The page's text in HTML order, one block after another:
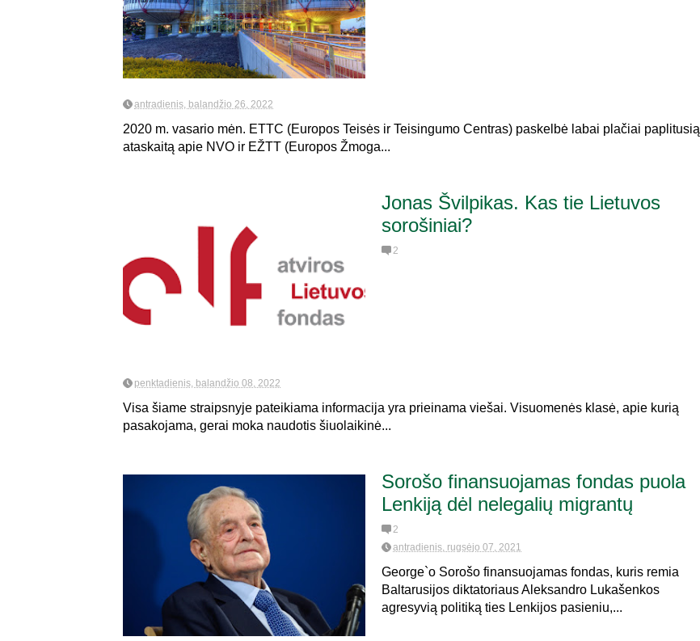
antradienis, balandžio 26, 2022
2020 m. vasario mėn. ETTC (Europos Teisės ir Teisingumo Centras) paskelbė labai plačiai paplitusią
ataskaitą apie NVO ir EŽTT (Europos Žmoga...
Jonas Švilpikas. Kas tie Lietuvos
sorošiniai?
2
penktadienis, balandžio 08, 2022
Visa šiame straipsnyje pateikiama informacija yra prieinama viešai. Visuomenės klasė, apie kurią
pasakojama, gerai moka naudotis šiuolaikinė...
Sorošo finansuojamas fondas puola
Lenkiją dėl nelegalių migrantų
2
antradienis, rugsėjo 07, 2021
George`o Sorošo finansuojamas fondas, kuris remia
Baltarusijos diktatoriaus Aleksandro Lukašenkos
agresyvią politiką ties Lenkijos pasieniu,...